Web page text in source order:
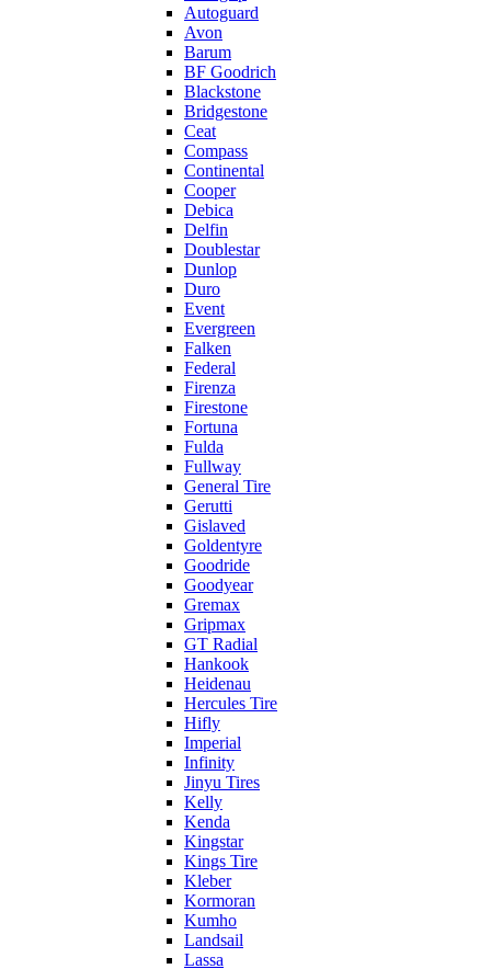
Autoguard
Avon
Barum
BF Goodrich
Blackstone
Bridgestone
Ceat
Compass
Continental
Cooper
Debica
Delfin
Doublestar
Dunlop
Duro
Event
Evergreen
Falken
Federal
Firenza
Firestone
Fortuna
Fulda
Fullway
General Tire
Gerutti
Gislaved
Goldentyre
Goodride
Goodyear
Gremax
Gripmax
GT Radial
Hankook
Heidenau
Hercules Tire
Hifly
Imperial
Infinity
Jinyu Tires
Kelly
Kenda
Kingstar
Kings Tire
Kleber
Kormoran
Kumho
Landsail
Lassa